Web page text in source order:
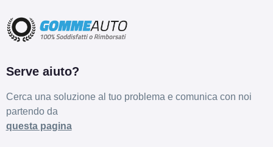
Serve aiuto?
Cerca una soluzione al tuo problema e comunica con noi
partendo da
questa pagina